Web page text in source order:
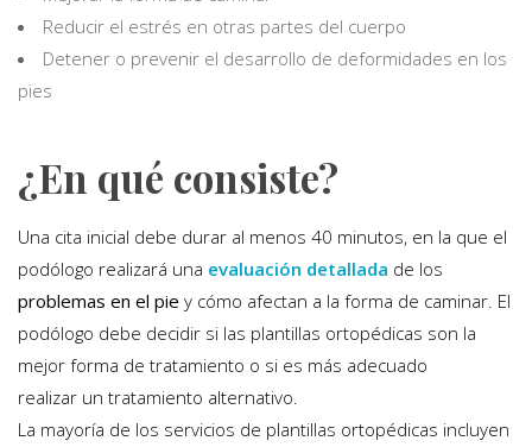
Reducir el estrés en otras partes del cuerpo
Detener o prevenir el desarrollo de deformidades en los
pies
¿En qué consiste?
Una cita inicial debe durar al menos 40 minutos, en la que el
podólogo realizará una evaluación detallada de los
problemas en el pie y cómo afectan a la forma de caminar. El
podólogo debe decidir si las plantillas ortopédicas son la
mejor forma de tratamiento o si es más adecuado
realizar un tratamiento alternativo.
La mayoría de los servicios de plantillas ortopédicas incluyen